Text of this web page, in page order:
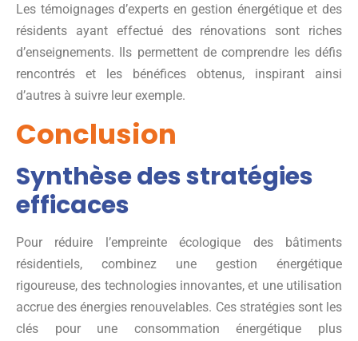
Les témoignages d’experts en gestion énergétique et des
résidents ayant effectué des rénovations sont riches
d’enseignements. Ils permettent de comprendre les défis
rencontrés et les bénéfices obtenus, inspirant ainsi
d’autres à suivre leur exemple.
Conclusion
Synthèse des stratégies
efficaces
Pour réduire l’empreinte écologique des bâtiments
résidentiels, combinez une gestion énergétique
rigoureuse, des technologies innovantes, et une utilisation
accrue des énergies renouvelables. Ces stratégies sont les
clés pour une consommation énergétique plus